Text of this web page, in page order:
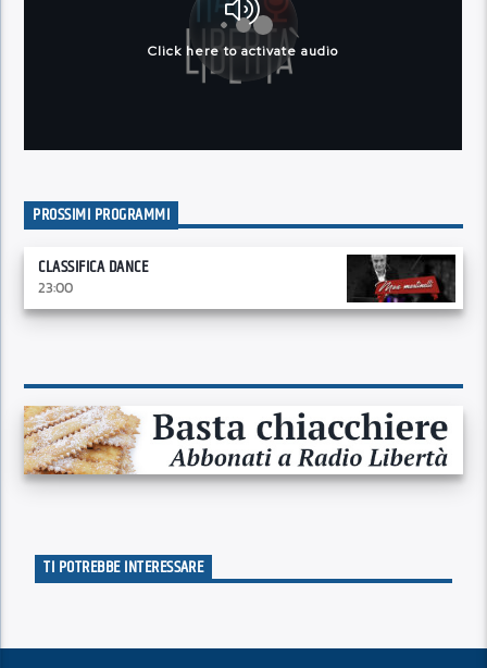
PROSSIMI PROGRAMMI
CLASSIFICA DANCE
23:00
TI POTREBBE INTERESSARE